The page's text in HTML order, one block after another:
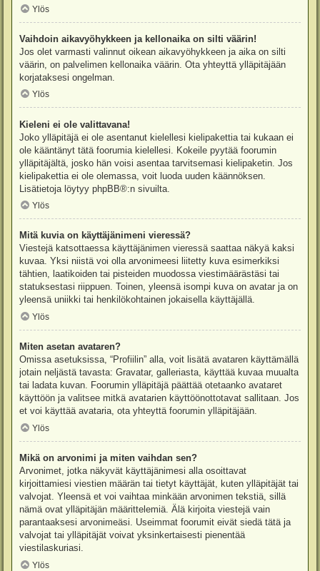
Ylös
Vaihdoin aikavyöhykkeen ja kellonaika on silti väärin!
Jos olet varmasti valinnut oikean aikavyöhykkeen ja aika on silti
väärin, on palvelimen kellonaika väärin. Ota yhteyttä ylläpitäjään
korjataksesi ongelman.
Ylös
Kieleni ei ole valittavana!
Joko ylläpitäjä ei ole asentanut kielellesi kielipakettia tai kukaan ei
ole kääntänyt tätä foorumia kielellesi. Kokeile pyytää foorumin
ylläpitäjältä, josko hän voisi asentaa tarvitsemasi kielipaketin. Jos
kielipakettia ei ole olemassa, voit luoda uuden käännöksen.
Lisätietoja löytyy phpBB®:n sivuilta.
Ylös
Mitä kuvia on käyttäjänimeni vieressä?
Viestejä katsottaessa käyttäjänimen vieressä saattaa näkyä kaksi
kuvaa. Yksi niistä voi olla arvonimeesi liitetty kuva esimerkiksi
tähtien, laatikoiden tai pisteiden muodossa viestimäärästäsi tai
statuksestasi riippuen. Toinen, yleensä isompi kuva on avatar ja on
yleensä uniikki tai henkilökohtainen jokaisella käyttäjällä.
Ylös
Miten asetan avataren?
Omissa asetuksissa, “Profiilin” alla, voit lisätä avataren käyttämällä
jotain neljästä tavasta: Gravatar, galleriasta, käyttää kuvaa muualta
tai ladata kuvan. Foorumin ylläpitäjä päättää otetaanko avataret
käyttöön ja valitsee mitkä avatarien käyttöönottotavat sallitaan. Jos
et voi käyttää avataria, ota yhteyttä foorumin ylläpitäjään.
Ylös
Mikä on arvonimi ja miten vaihdan sen?
Arvonimet, jotka näkyvät käyttäjänimesi alla osoittavat
kirjoittamiesi viestien määrän tai tietyt käyttäjät, kuten ylläpitäjät tai
valvojat. Yleensä et voi vaihtaa minkään arvonimen tekstiä, sillä
nämä ovat ylläpitäjän määrittelemiä. Älä kirjoita viestejä vain
parantaaksesi arvonimeäsi. Useimmat foorumit eivät siedä tätä ja
valvojat tai ylläpitäjät voivat yksinkertaisesti pienentää
viestilaskuriasi.
Ylös